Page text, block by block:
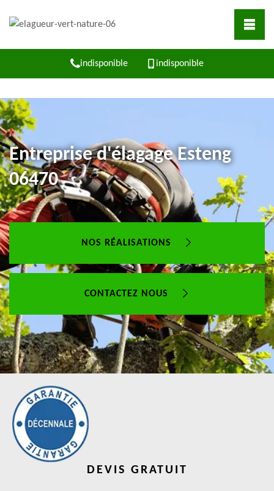
indisponible indisponible
Entreprise d'élagage Esteng
06470
NOS RÉALISATIONS
CONTACTEZ NOUS
DEVIS GRATUIT